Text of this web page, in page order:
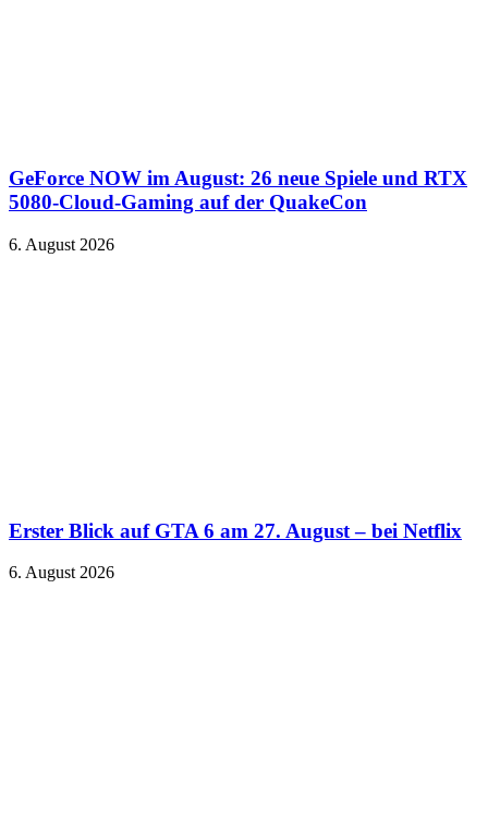
GeForce NOW im August: 26 neue Spiele und RTX
5080-Cloud-Gaming auf der QuakeCon
6. August 2026
Erster Blick auf GTA 6 am 27. August – bei Netflix
6. August 2026